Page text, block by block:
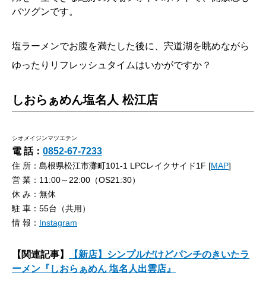
バツグンです。
塩ラーメンでお腹を満たした後に、宍道湖を眺めながら
ゆったりリフレッシュタイムはいかがですか？
しおらぁめん塩名人 松江店
シオメイジンマツエテン
電 話： 0852-67-7233
住 所：島根県松江市灘町101-1 LPCレイクサイド1F [MAP]
営 業：11:00～22:00（OS21:30）
休 み：無休
駐 車：55台（共用）
情 報： Instagram
【関連記事】
【新店】シンプルだけどパンチのきいたラ
ーメン『しおらぁめん 塩名人出雲店』